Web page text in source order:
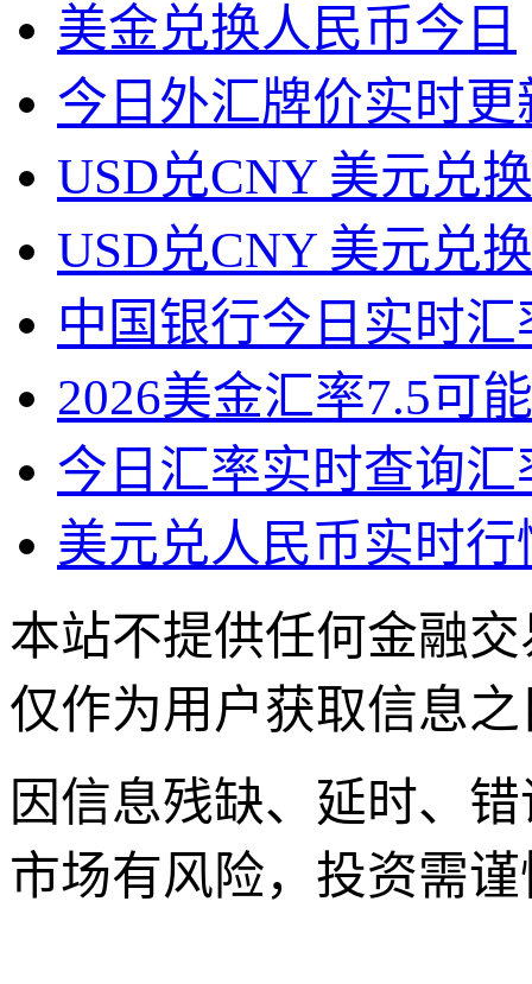
美金兑换人民币今日
今日外汇牌价实时更
USD兑CNY 美元兑
USD兑CNY 美元兑
中国银行今日实时汇
2026美金汇率7.5可
今日汇率实时查询汇
美元兑人民币实时行
本站不提供任何金融
仅作为用户获取信息
因信息残缺、延时、
市场有风险，投资需